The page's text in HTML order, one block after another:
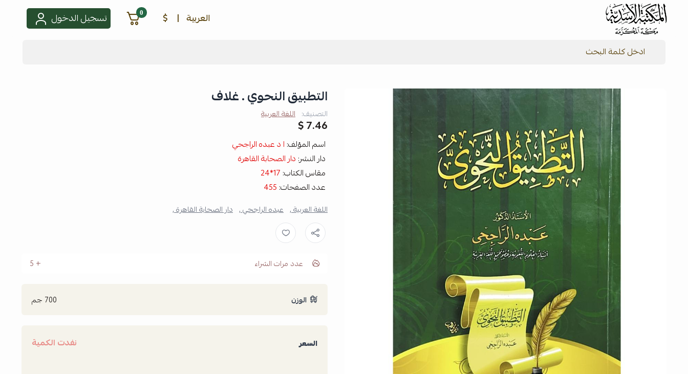
شركة المكتبة الأسدية للنشر والتوزيع العربية |
$
0 تسجيل الدخول
التطبيق النحوي . غلاف
التصنيف: اللغة العربية
7.46 $
اسم المؤلف: ا د عبده الراجحي
دار النشر: دار الصحابة القاهرة
مقاس الكتاب: 17*24
عدد الصفحات: 455
اللغة العربية , عبده الراجحي , دار الصحابة القاهرة ,
عدد مرات الشراء 5
الوزن 700 جم
السعر نفدت الكمية